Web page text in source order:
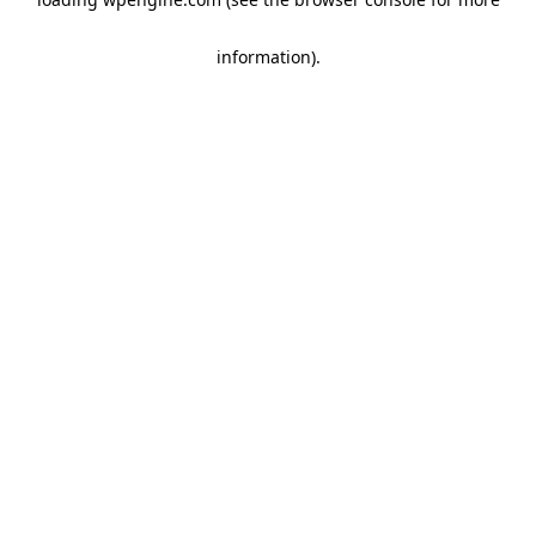
information).